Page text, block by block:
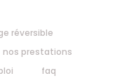
réversible
nos prestations
faq